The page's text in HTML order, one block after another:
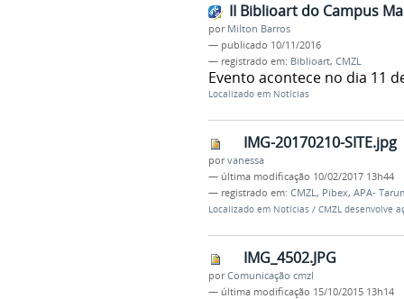
II Biblioart do Campus
por Milton Barros
— publicado 10/11/2016
— registrado em: Biblioart, CMZL
Evento acontece no dia 11
Localizado em Notícias
IMG-20170210-SITE.jpg
porvanessa
— última modificação 10/02/2017 13h44
— registrado em: CMZL, Pibex, APA-
Localizado em Notícias / CMZL desenvolve
IMG_4502.JPG
porComunicação cmzl
— última modificação 15/10/2015 13h14